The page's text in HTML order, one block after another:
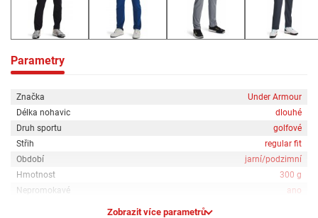
Parametry
Značka
Under Armour
Délka nohavic
dlouhé
Druh sportu
golfové
Střih
regular fit
Období
jarní/podzimní
Hmotnost
300 g
Nepromokavé
ano
Zobrazit více parametrů